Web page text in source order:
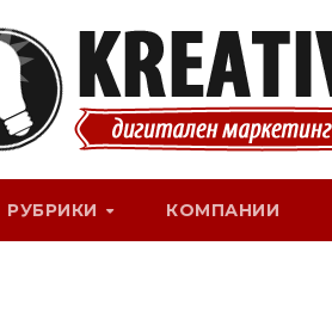
РУБРИКИ КОМПАНИИ